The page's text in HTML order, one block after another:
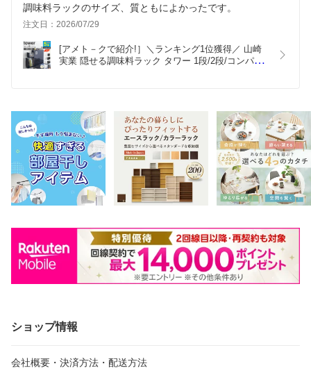
調味料ラックのサイズ、質ともによかったです。
注文日：2026/07/29
[アメト－クで紹介!］＼ランキング1位獲得／ 山崎
実業 隠せる調味料ラック タワー 1段/2段/コンパク
ショップ情報
会社概要・決済方法・配送方法